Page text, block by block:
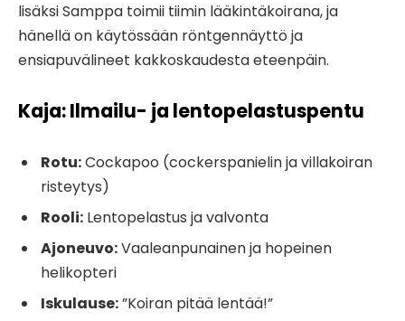
lisäksi Samppa toimii tiimin lääkintäkoirana, ja
hänellä on käytössään röntgennäyttö ja
ensiapuvälineet kakkoskaudesta eteenpäin.
Kaja: Ilmailu- ja lentopelastuspentu
Rotu:Cockapoo (cockerspanielin ja villakoiran
risteytys)
Rooli: Lentopelastus ja valvonta
Ajoneuvo:Vaaleanpunainen ja hopeinen
helikopteri
Iskulause:”Koiran pitää lentää!”